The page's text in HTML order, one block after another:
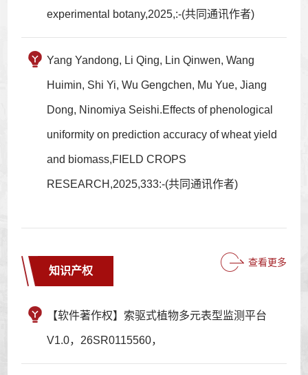
experimental botany,2025,:-(共同通讯作者)
Yang Yandong, Li Qing, Lin Qinwen, Wang
Huimin, Shi Yi, Wu Gengchen, Mu Yue, Jiang
Dong, Ninomiya Seishi.Effects of phenological
uniformity on prediction accuracy of wheat yield
and biomass,FIELD CROPS
RESEARCH,2025,333:-(共同通讯作者)
知识产权
查看更多
【软件著作权】索驱式植物多元表型监测平台
V1.0，26SR0115560，